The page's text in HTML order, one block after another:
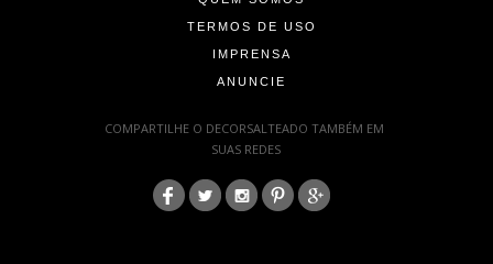
TERMOS DE USO
IMPRENSA
ANUNCIE
COMPARTILHE O DECORSALTEADO TAMBÉM EM
SUAS REDES